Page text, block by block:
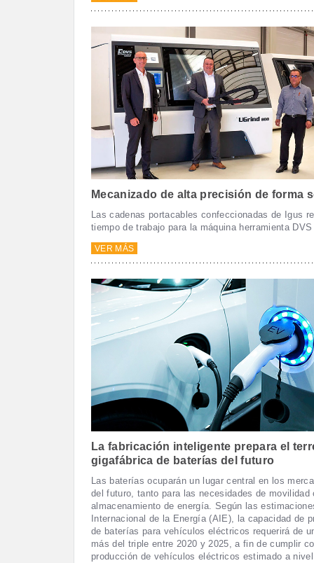
Mecanizado de alta precisión de forma
Las cadenas portacables confeccionadas de Igus
tiempo de trabajo para la máquina herramienta
VER MÁS
La fabricación inteligente prepara el
gigafábrica de baterías del futuro
Las baterías ocuparán un lugar central en los
del futuro, tanto para las necesidades de movilidad
almacenamiento de energía. Según las
Internacional de la Energía (AIE), la capacidad de
de baterías para vehículos eléctricos requerirá de
más del triple entre 2020 y 2025, a fin de cumplir
producción de vehículos eléctricos estimado a